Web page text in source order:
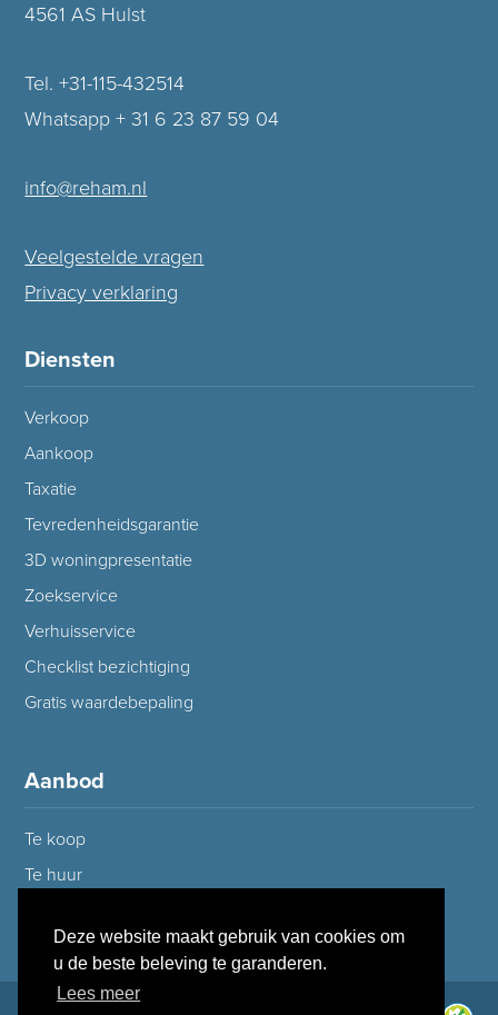
Deze website maakt gebruik van cookies om
u de beste beleving te garanderen.
Lees meer
4561 AS Hulst
Tel. +31-115-432514
Whatsapp + 31 6 23 87 59 04
info@reham.nl
Veelgestelde vragen
Privacy verklaring
Diensten
Verkoop
Aankoop
Taxatie
Tevredenheidsgarantie
3D woningpresentatie
Zoekservice
Verhuisservice
Checklist bezichtiging
Gratis waardebepaling
Aanbod
Te koop
Te huur